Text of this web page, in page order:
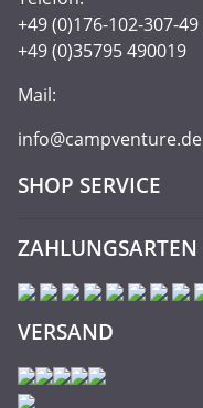
+49 (0)176-102-307-49
+49 (0)35795 490019
Mail:
info@campventure.de
SHOP SERVICE
ZAHLUNGSARTEN
VERSAND